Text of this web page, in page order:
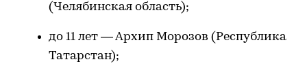
(Челябинская область);
до 11 лет — Архип Морозов (Республика
Татарстан);